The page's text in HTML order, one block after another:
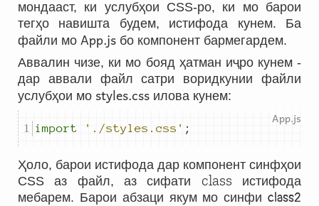
мондааст, ки услубҳои CSS-ро, ки мо барои
тегҳо навишта будем, истифода кунем. Ба
файли мо App.js бо компонент бармегардем.
Аввалин чизе, ки мо бояд ҳатман иҷро кунем -
дар аввали файл сатри воридкунии файли
услубҳои мо styles.css илова кунем:
import './styles.css' ;
Ҳоло, барои истифода дар компонент синфҳои
CSS аз файл, аз сифати class истифода
мебарем. Барои абзаци якум мо синфи class2